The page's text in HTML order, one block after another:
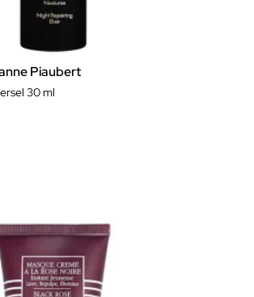
Piaubert
30 ml